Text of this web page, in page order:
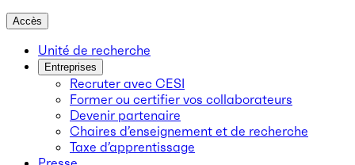
Accès
Unité de recherche
Entreprises
Recruter avec CESI
Former ou certifier vos collaborateurs
Devenir partenaire
Chaires d’enseignement et de recherche
Taxe d’apprentissage